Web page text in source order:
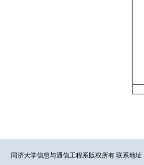
同济大学信息与通信工程系版权所有 联系地